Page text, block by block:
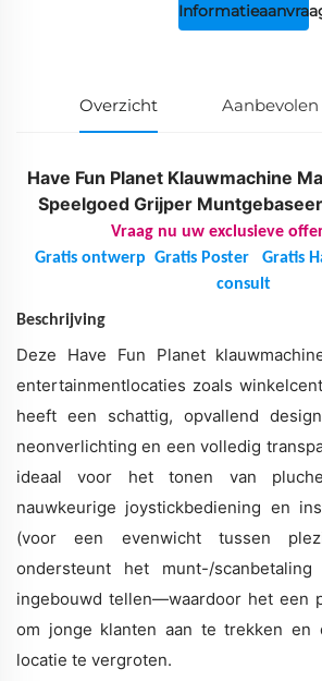
Overzicht
Have Fun Planet Klauwmachine
Speelgoed Grijper
Vraag nu uw exclusieve
Gratis ontwerp Gratis Poster Gratis
consult
Beschrijving
Deze Have Fun Planet
entertainmentlocaties zoals
heeft een schattig, opvallend
neonverlichting en een volledig
ideaal voor het tonen van
nauwkeurige joystickbediening en
(voor een evenwicht tussen
ondersteunt het munt-/
ingebouwd tellen—waardoor het een
om jonge klanten aan te trekken en
locatie te vergroten.